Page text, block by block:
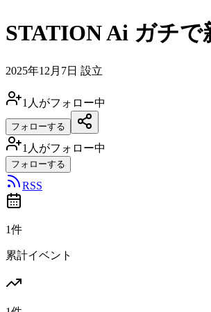
STATION Ai ガチ
2025年12月7日 設立
1 人がフォロー中
フォローする
1 人がフォロー中
フォローする
RSS
1件
累計イベント